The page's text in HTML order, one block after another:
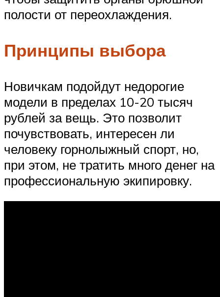
полости от переохлаждения.
Принципы выбора
Новичкам подойдут недорогие
модели в пределах 10-20 тысяч
рублей за вещь. Это позволит
почувствовать, интересен ли
человеку горнолыжный спорт, но,
при этом, не тратить много денег на
профессиональную экипировку.